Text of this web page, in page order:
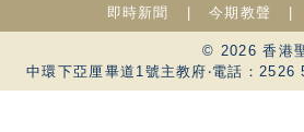
即時新聞 今期教聲
© 2026 香港
中環下亞厘畢道1號主教府‧電話：2526